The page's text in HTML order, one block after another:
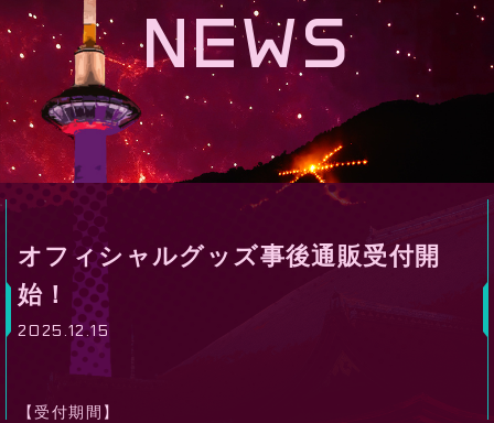
NEWS
オフィシャルグッズ事後通販受付開
始！
2025.12.15
【受付期間】